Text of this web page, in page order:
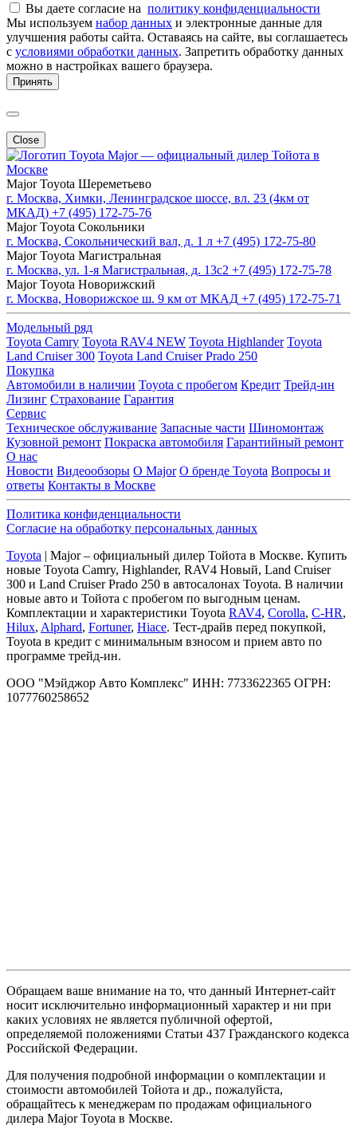
Вы даете согласие на политику конфиденциальности
Мы используем набор данных и электронные данные для
улучшения работы сайта. Оставаясь на сайте, вы соглашаетесь
с условиями обработки данных. Запретить обработку данных
можно в настройках вашего браузера.
Принять
Close
Major — официальный дилер Тойота в
Москве
Major Toyota Шереметьево
г. Москва, Химки, Ленинградское шоссе, вл. 23 (4км от
МКАД) +7 (495) 172-75-76
Major Toyota Сокольники
г. Москва, Сокольнический вал, д. 1 л +7 (495) 172-75-80
Major Toyota Магистральная
г. Москва, ул. 1-я Магистральная, д. 13с2 +7 (495) 172-75-78
Major Toyota Новорижский
г. Москва, Новорижское ш. 9 км от МКАД +7 (495) 172-75-71
Модельный ряд
Toyota Camry Toyota RAV4 NEW Toyota Highlander Toyota
Land Cruiser 300 Toyota Land Cruiser Prado 250
Покупка
Автомобили в наличии Toyota с пробегом Кредит Трейд-ин
Лизинг Страхование Гарантия
Сервис
Техническое обслуживание Запасные части Шиномонтаж
Кузовной ремонт Покраска автомобиля Гарантийный ремонт
О нас
Новости Видеообзоры О Major О бренде Toyota Вопросы и
ответы Контакты в Москве
Политика конфиденциальности
Согласие на обработку персональных данных
Toyota | Major – официальный дилер Тойота в Москве. Купить
новые Toyota Camry, Highlander, RAV4 Новый, Land Cruiser
300 и Land Cruiser Prado 250 в автосалонах Toyota. В наличии
новые авто и Тойота с пробегом по выгодным ценам.
Комплектации и характеристики Toyota RAV4, Corolla, C-HR,
Hilux, Alphard, Fortuner, Hiace. Тест-драйв перед покупкой,
Toyota в кредит с минимальным взносом и прием авто по
программе трейд-ин.
ООО "Мэйджор Авто Комплекс" ИНН: 7733622365 ОГРН:
1077760258652
Обращаем ваше внимание на то, что данный Интернет-сайт
носит исключительно информационный характер и ни при
каких условиях не является публичной офертой,
определяемой положениями Статьи 437 Гражданского кодекса
Российской Федерации.
Для получения подробной информации о комплектации и
стоимости автомобилей Тойота и др., пожалуйста,
обращайтесь к менеджерам по продажам официального
дилера Major Toyota в Москве.